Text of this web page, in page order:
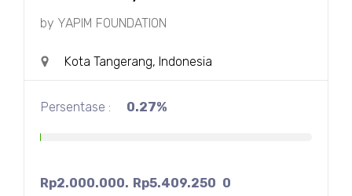
by YAPIM FOUNDATION
Kota Tangerang, Indonesia
Persentase : 0.27%
Rp2.000.000.
0
Rp5.409.250